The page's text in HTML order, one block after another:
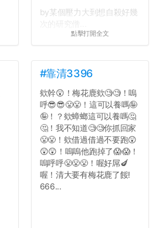
by某個壓力大到想自殺好幾
點擊打開全文
#靠清3396
欸幹😲！梅花鹿欸🧐🧐！嗚
呼😎😎😤😤！這可以養嗎🤪
🤪！？欸蟑螂這可以養嗎🤔
🤔！我不知道🧐🧐你抓回家
😤😤！欸借過借過不要跑😲
😲😲！嗚嗚他跑掉了😱😱！
嗚呼呼😤😤😤！喔好屌🍆
喔！清大要有梅花鹿了餒!
666...